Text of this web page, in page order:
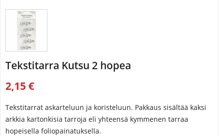
Tekstitarra Kutsu 2 hopea
2,15 €
Tekstitarrat askarteluun ja koristeluun. ​Pakkaus sisältää kaksi
arkkia kartonkisia tarroja eli yhteensä kymmenen tarraa
hopeisella foliopainatuksella.